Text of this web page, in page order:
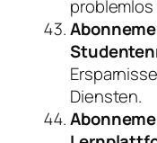
Diensten.